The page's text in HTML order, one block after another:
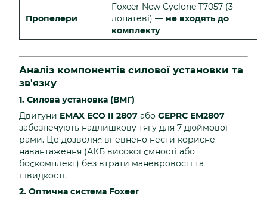
Пропелери
Foxeer New Cyclone T7057 (3-
лопатеві) — не входять до
комплекту
Аналіз компонентів силової установки та
зв'язку
1. Силова установка (ВМГ)
Двигуни EMAX ECO II 2807 або GEPRC EM2807
забезпечують надлишкову тягу для 7-дюймової
рами. Це дозволяє впевнено нести корисне
навантаження (АКБ високої ємності або
боєкомплект) без втрати маневровості та
швидкості.
2. Оптична система Foxeer